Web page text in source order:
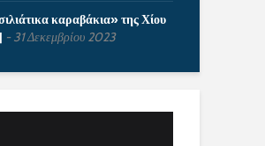
καραβάκια» της Χίου
31 Δεκεμβρίου 2023